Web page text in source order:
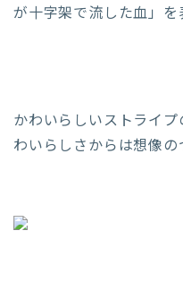
が十字架で流した血」を
かわいらしいストライ
わいらしさからは想像の